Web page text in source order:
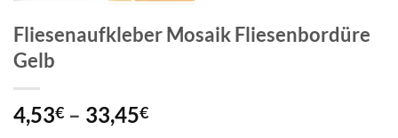
Fliesenaufkleber Mosaik Fliesenbordüre
Gelb
4,53€ – 33,45€